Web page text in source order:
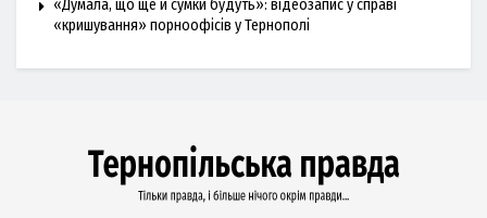
«Думала, що ще й сумки будуть»: відеозапис у справі
«кришування» порноофісів у Тернополі